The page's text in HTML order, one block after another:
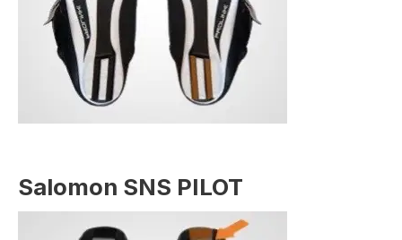
Salomon SNS PILOT